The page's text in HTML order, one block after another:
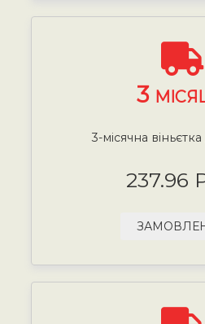
3
3-місячна
237.96